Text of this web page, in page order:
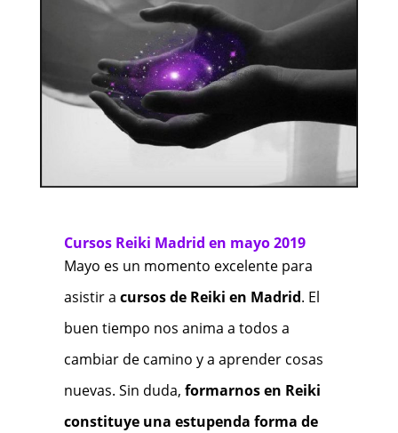
Cursos Reiki Madrid en mayo 2019
Mayo es un momento excelente para
asistir a cursos de Reiki en Madrid. El
buen tiempo nos anima a todos a
cambiar de camino y a aprender cosas
nuevas. Sin duda, formarnos en Reiki
constituye una estupenda forma de